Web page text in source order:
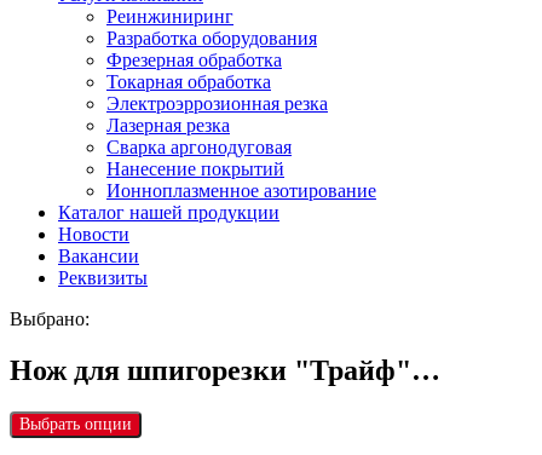
Реинжиниринг
Разработка оборудования
Фрезерная обработка
Токарная обработка
Электроэррозионная резка
Лазерная резка
Сварка аргонодуговая
Нанесение покрытий
Ионноплазменное азотирование
Каталог нашей продукции
Новости
Вакансии
Реквизиты
Выбрано:
Нож для шпигорезки "Трайф"…
Выбрать опции